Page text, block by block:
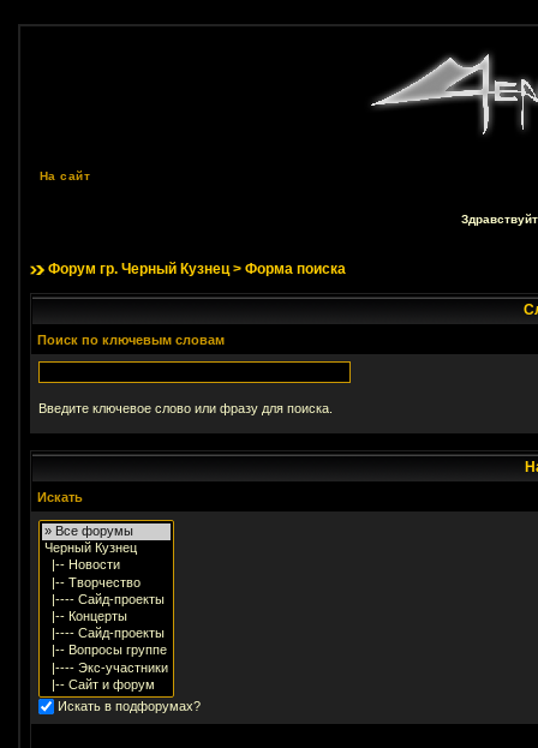
На сайт
Форум гр. Черный Кузнец> Форма поиска
Поиск по ключевым словам
Введите ключевое слово или фразу для поиска.
Искать
Искать в подфорумах?